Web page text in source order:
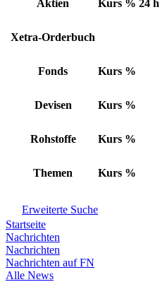
Aktien Kurs % 24
Xetra-Orderbuch
Fonds Kurs %
Devisen Kurs %
Rohstoffe Kurs %
Themen Kurs %
Erweiterte Suche
Startseite
Nachrichten
Nachrichten
Nachrichten auf FN
Alle News